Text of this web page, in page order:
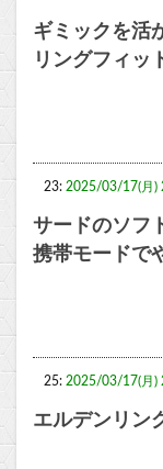
ギミックを活
リングフィッ
23: 2025/03/17(月)
サードのソフ
携帯モードで
25: 2025/03/17(月)
エルデンリン